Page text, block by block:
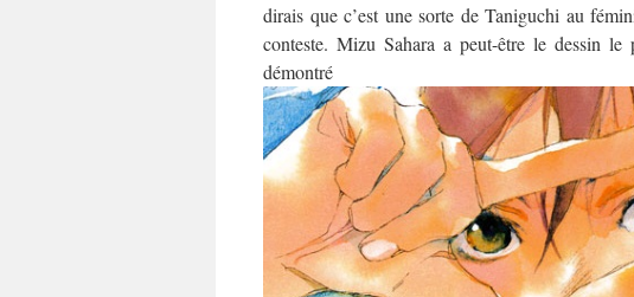
dirais que c’est une sorte de Taniguchi au
conteste. Mizu Sahara a peut-être le dessin le